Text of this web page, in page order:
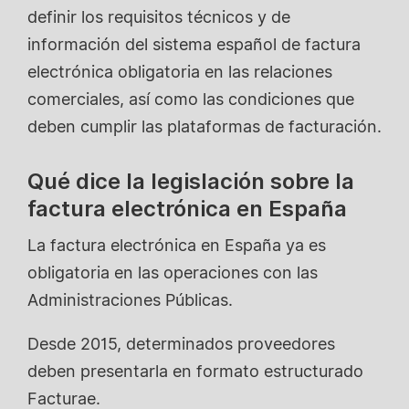
definir los requisitos técnicos y de
información del sistema español de factura
electrónica obligatoria en las relaciones
comerciales, así como las condiciones que
deben cumplir las plataformas de facturación.
Qué dice la legislación sobre la
factura electrónica en España
La factura electrónica en España ya es
obligatoria en las operaciones con las
Administraciones Públicas.
Desde 2015, determinados proveedores
deben presentarla en formato estructurado
Facturae.